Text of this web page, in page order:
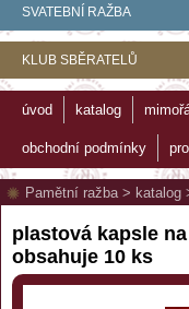
SVATEBNÍ RAŽBA
KLUB SBĚRATELŮ
úvod katalog
obchodní podmínky
Pamětní ražba> katalog
plastová kapsle
obsahuje 10 ks